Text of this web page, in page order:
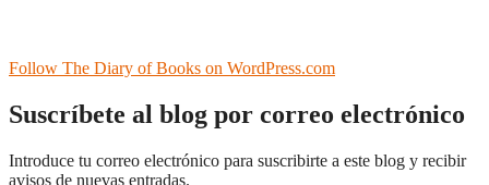
Follow The Diary of Books on WordPress.com
Suscríbete al blog por correo electrónico
Introduce tu correo electrónico para suscribirte a este blog y recibir
avisos de nuevas entradas.